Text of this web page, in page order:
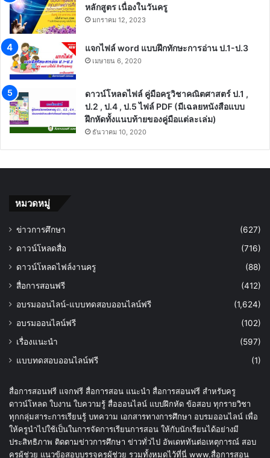
หลักสูตร เนื่องในวันครู
มกราคม 12, 2023
แจกไฟล์ word แบบฝึกทักษะการอ่าน ป.1-ป.3
เมษายน 6, 2020
ดาวน์โหลดไฟล์ คู่มือครูวิชาคณิตศาสตร์ ป.1 ,
ป.2 , ป.4 , ป.5 ไฟล์ PDF (มีเฉลยหนังสือแบบ
ฝึกหัดทั้งแนบท้ายของคู่มือแต่ละเล่ม)
ธันวาคม 10, 2020
หมวดหมู่
ข่าวการศึกษา
(627)
ดาวน์โหลดสื่อ
(716)
ดาวน์โหลดไฟล์งานครู
(88)
สื่อการสอนฟรี
(412)
อบรมออนไลน์-แบบทดสอบออนไลน์ฟรี
(1,624)
อบรมออนไลน์ฟรี
(102)
เรื่องแนะนำ
(597)
แบบทดสอบออนไลน์ฟรี
(1)
สื่อการสอนฟรี แจกฟรี สื่อการสอน แนะนำ สื่อการสอนฟรี สำหรับครู
ดาวน์โหลด ใบงาน ใบความรู้ สื่อออนไลน์ แบบฝึกหัด ข้อสอบ ทุกรายวิชา
ทุกกลุ่มสาระการเรียนรู้ บทความ เอกสารทางการศึกษา อบรมออนไลน์ เพื่อ
ให้ครูนำไปใช้เป็นในการจัดการเรียนการสอน ให้กับนักเรียนได้อย่างมี
ประสิทธิภาพ ติดตามข่าวการศึกษา ข่าวทั่วไป อัพเดททันต่อเหตุการณ์ สอบ
ครูผู้ช่วย แนวข้อสอบบรรจุครูผู้ช่วย รวมทั้งหมดไว้ที่นี่ www.สื่อการสอน